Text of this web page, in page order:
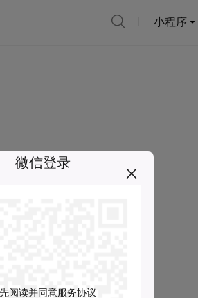
小程序
微信登录
阅读并同意服务协议